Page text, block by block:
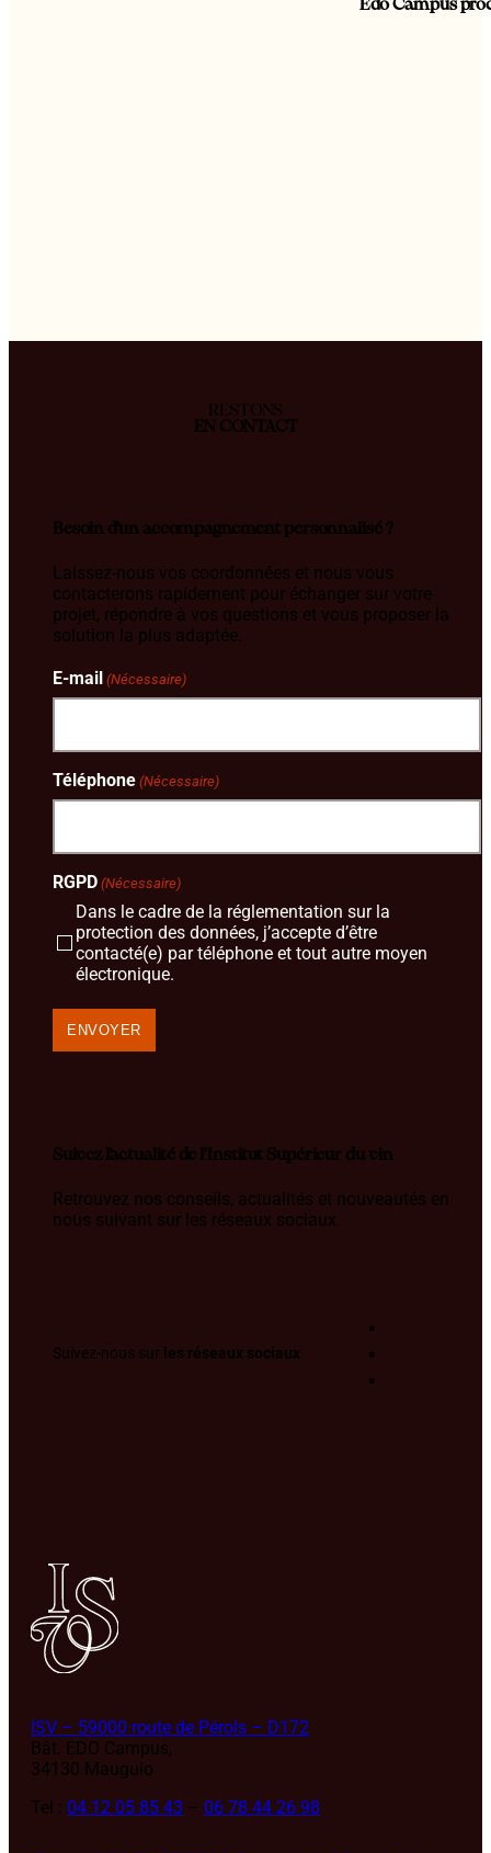
Edo Campus
RESTONS
EN CONTACT
Besoin d’un accompagnement personnalisé ?
Laissez-nous vos coordonnées et nous vous
contacterons rapidement pour échanger sur votre
projet, répondre à vos questions et vous proposer la
solution la plus adaptée.
E-mail (Nécessaire)
Téléphone (Nécessaire)
RGPD (Nécessaire)
Dans le cadre de la réglementation sur la
protection des données, j’accepte d’être
contacté(e) par téléphone et tout autre moyen
électronique.
Suivez l’actualité de l'Institut Supérieur du vin
Retrouvez nos conseils, actualités et nouveautés en
nous suivant sur les réseaux sociaux.
Suivez-nous sur les réseaux sociaux
ISV – 59000 route de Pérols – D172
Bât. EDO Campus,
34130 Mauguio
Tel : 04 12 05 85 43 – 06 78 44 26 98